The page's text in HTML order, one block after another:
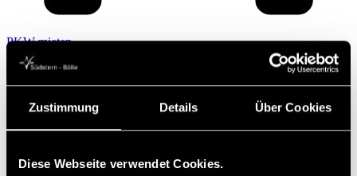
Zustimmung Details Über Cookies
Diese Webseite verwendet Cookies.
PKW mieten
KarriereSuche
Merkliste
Unternehmen
Qualitätsmanagement